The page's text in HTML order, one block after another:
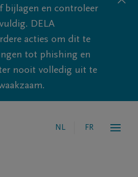
bijlagen en controleer
DELA
acties om dit te
tot phishing en
nooit volledig uit te
NL FR